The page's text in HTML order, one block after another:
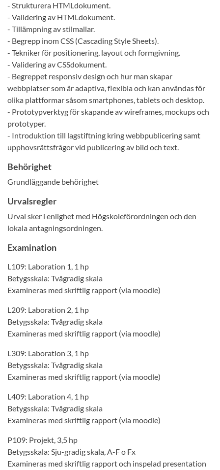
- Strukturera HTMLdokument.
- Validering av HTMLdokument.
- Tillämpning av stilmallar.
- Begrepp inom CSS (Cascading Style Sheets).
- Tekniker för positionering, layout och formgivning.
- Validering av CSSdokument.
- Begreppet responsiv design och hur man skapar
webbplatser som är adaptiva, flexibla och kan användas för
olika plattformar såsom smartphones, tablets och desktop.
- Prototypverktyg för skapande av wireframes, mockups och
prototyper.
- Introduktion till lagstiftning kring webbpublicering samt
upphovsrättsfrågor vid publicering av bild och text.
Behörighet
Grundläggande behörighet
Urvalsregler
Urval sker i enlighet med Högskoleförordningen och den
lokala antagningsordningen.
Examination
L109: Laboration 1, 1 hp
Betygsskala: Tvågradig skala
Examineras med skriftlig rapport (via moodle)
L209: Laboration 2, 1 hp
Betygsskala: Tvågradig skala
Examineras med skriftlig rapport (via moodle)
L309: Laboration 3, 1 hp
Betygsskala: Tvågradig skala
Examineras med skriftlig rapport (via moodle)
L409: Laboration 4, 1 hp
Betygsskala: Tvågradig skala
Examineras med skriftlig rapport (via moodle)
P109: Projekt, 3,5 hp
Betygsskala: Sju-gradig skala, A-F o Fx
Examineras med skriftlig rapport och inspelad presentation